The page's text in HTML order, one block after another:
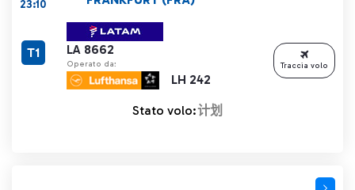
23:10
LA 8662
Operato da:
LH 242
T1
Stato volo:计划
Traccia volo